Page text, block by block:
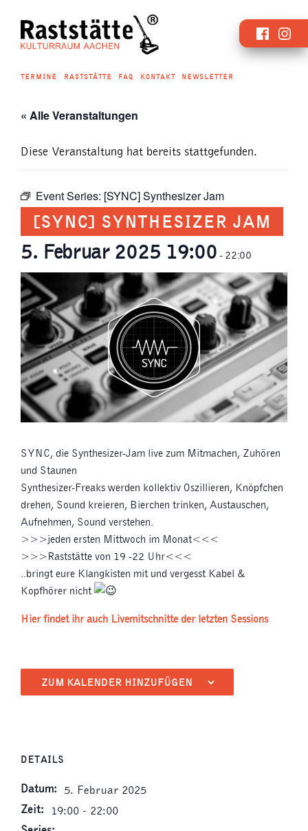
Inhalt
TERMINE RASTSTÄTTE FAQ KONTAKT NEWSLETTER
« Alle Veranstaltungen
Diese Veranstaltung hat bereits stattgefunden.
Event Series: [SYNC] Synthesizer Jam
[SYNC] SYNTHESIZER JAM
5. Februar 2025 19:00 - 22:00
SYNC, die Synthesizer-Jam live zum Mitmachen, Zuhören
und Staunen
Synthesizer-Freaks werden kollektiv Oszillieren, Knöpfchen
drehen, Sound kreieren, Bierchen trinken, Austauschen,
Aufnehmen, Sound verstehen.
>>>jeden ersten Mittwoch im Monat<<<
>>>Raststätte von 19 -22 Uhr<<<
..bringt eure Klangkisten mit und vergesst Kabel &
Kopfhörer nicht
Hier findet ihr auch Livemitschnitte der letzten Sessions
ZUM KALENDER HINZUFÜGEN
DETAILS
Datum: 5. Februar 2025
Zeit: 19:00 - 22:00